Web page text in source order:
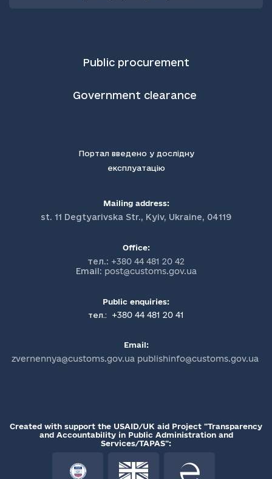
Public procurement
Government clearance
Портал введено у дослідну
експлуатацію
Mailing address:
st. 11 Degtyarivska Str., Kyiv, Ukraine, 04119
Office:
тел.: +380 44 481 20 42
Email: post@customs.gov.ua
Public enquiries:
тел.:
+380 44 481 20 41
Email:
zvernennya@customs.gov.ua publishinfo@customs.gov.ua
Created with support the USAID/UK aid Project "Transparency
and Accountability in Public Administration and
Services/TAPAS":